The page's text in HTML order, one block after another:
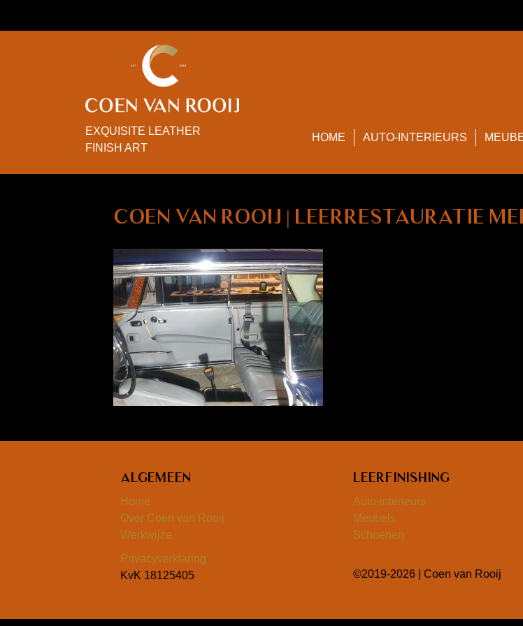
EXQUISITE LEATHER
FINISH ART
HOME AUTO-INTERIEURS
Coen van Rooij | leerrestauratie
Algemeen
Home
Over Coen van Rooij
Werkwijze
Privacyverklaring
KvK 18125405
Leerfinishing
Auto-interieurs
Meubels
Schoenen
©2019-2026 | Coen van Rooij